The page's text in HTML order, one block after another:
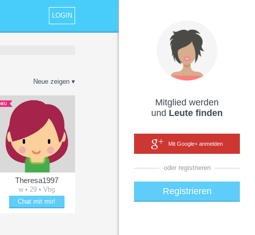
Mitglied werden
und Leute finden
Mit Google+ anmelden
oder registrieren
Registrieren
LOGIN
Neue zeigen ▾
Theresa1997
w • 29 • Vbg
Chat mit mir!